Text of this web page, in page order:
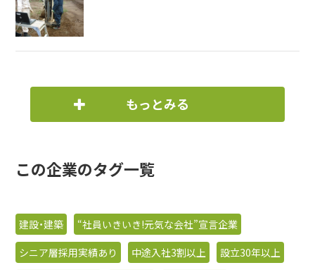
もっとみる
この企業のタグ一覧
建設・建築
“社員いきいき!元気な会社”宣言企業
シニア層採用実績あり
中途入社3割以上
設立30年以上